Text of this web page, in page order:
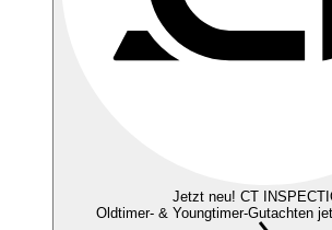
Jetzt neu! CT
Oldtimer- & Youngtimer-Gutachten